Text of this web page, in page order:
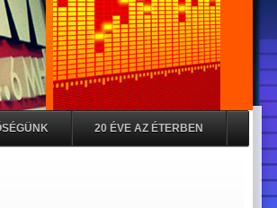
20 ÉVE AZ ÉTERBEN